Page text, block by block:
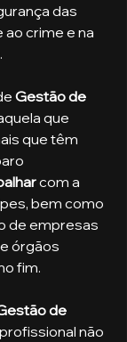
das
crime e na
Gestão de
que
que têm
com a
bem como
de empresas
órgãos
fim.
de
não